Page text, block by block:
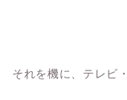
それを機に、テレビ